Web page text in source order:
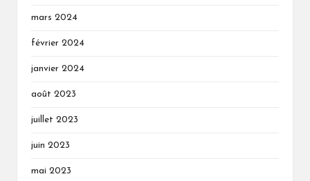
mars 2024
février 2024
janvier 2024
août 2023
juillet 2023
juin 2023
mai 2023